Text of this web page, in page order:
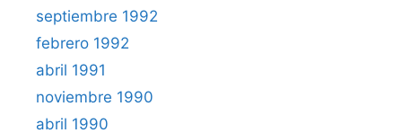
septiembre 1992
febrero 1992
abril 1991
noviembre 1990
abril 1990